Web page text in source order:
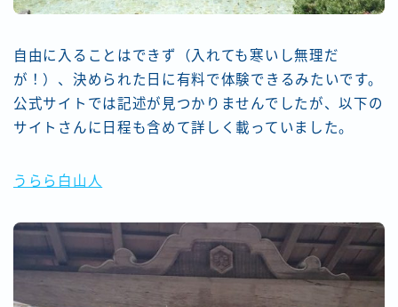
自由に入ることはできず（入れても寒いし無理だ
が！）、決められた日に有料で体験できるみたいです。
公式サイトでは記述が見つかりませんでしたが、以下の
サイトさんに日程も含めて詳しく載っていました。
うらら白山人